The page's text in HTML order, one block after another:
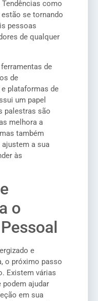
como
se tornando
pessoas
de qualquer
de
de
plataformas de
um papel
palestras são
melhora a
também
a sua
às
o
e
o próximo passo
Existem várias
ajudar
em sua